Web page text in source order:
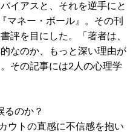
イアスと、それを逆手にと
マネー・ボール』。その刊
評を目にした。「著者は、
なのか、もっと深い理由が
その記事には2人の心理学
るのか？
ウトの直感に不信感を抱い